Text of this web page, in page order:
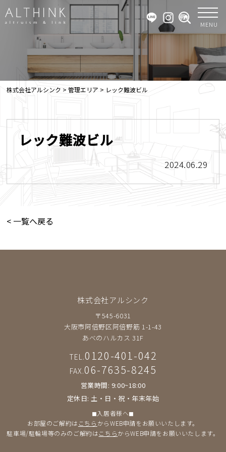
MENU
株式会社アルシンク >管理エリア > レック難波ビル
レック難波ビル
2024.06.29
< 一覧へ戻る
株式会社アルシンク
〒545-6031
大阪市阿倍野区阿倍野筋 1-1-43
あべのハルカス 31F
TEL.0120-401-042
FAX.06-7635-8245
営業時間: 9:00~18:00
定休日: 土・日・祝・年末年始
◼︎入居者様へ◼︎
お部屋のご解約は こちら からWEB申請をお願いいたします。
駐車場/駐輪場等のみのご解約はこちらからWEB申請をお願いいたします。